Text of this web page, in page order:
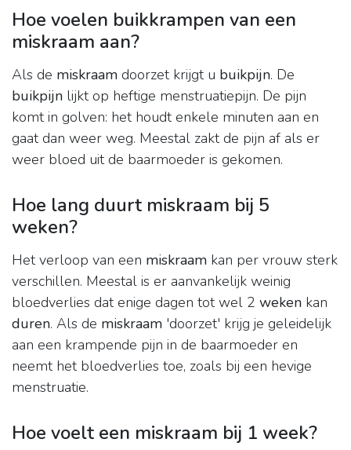
Hoe voelen buikkrampen van een
miskraam aan?
Als de miskraam doorzet krijgt u buikpijn. De
buikpijn lijkt op heftige menstruatiepijn. De pijn
komt in golven: het houdt enkele minuten aan en
gaat dan weer weg. Meestal zakt de pijn af als er
weer bloed uit de baarmoeder is gekomen.
Hoe lang duurt miskraam bij 5
weken?
Het verloop van een miskraam kan per vrouw sterk
verschillen. Meestal is er aanvankelijk weinig
bloedverlies dat enige dagen tot wel 2 weken kan
duren. Als de miskraam 'doorzet' krijg je geleidelijk
aan een krampende pijn in de baarmoeder en
neemt het bloedverlies toe, zoals bij een hevige
menstruatie.
Hoe voelt een miskraam bij 1 week?